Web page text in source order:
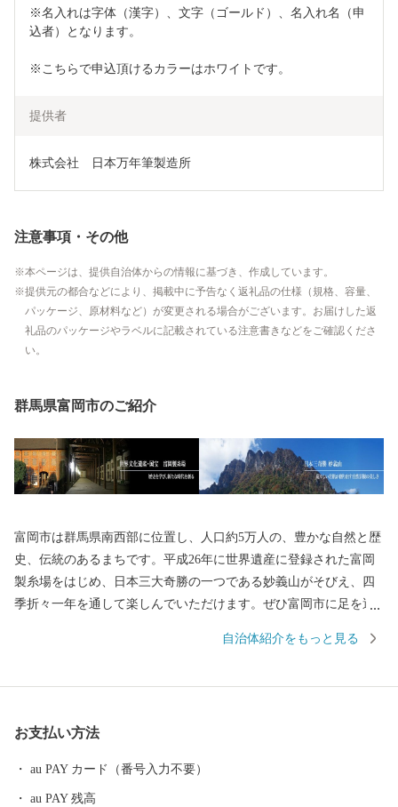
※名入れは字体（漢字）、文字（ゴールド）、名入れ名（申
込者）となります。
※こちらで申込頂けるカラーはホワイトです。
提供者
株式会社　日本万年筆製造所
注意事項・その他
本ページは、提供自治体からの情報に基づき、作成しています。
提供元の都合などにより、掲載中に予告なく返礼品の仕様（規格、容量、
パッケージ、原材料など）が変更される場合がございます。お届けした返
礼品のパッケージやラベルに記載されている注意書きなどをご確認くださ
い。
群馬県富岡市のご紹介
富岡市は群馬県南西部に位置し、人口約5万人の、豊かな自然と歴
史、伝統のあるまちです。平成26年に世界遺産に登録された富岡
製糸場をはじめ、日本三大奇勝の一つである妙義山がそびえ、四
季折々一年を通して楽しんでいただけます。ぜひ富岡市に足を運
自治体紹介をもっと見る
お支払い方法
au PAY カード（番号入力不要）
au PAY 残高